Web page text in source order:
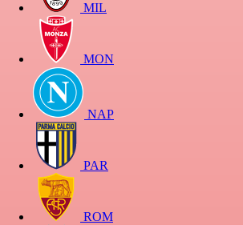
MIL
MON
NAP
PAR
ROM